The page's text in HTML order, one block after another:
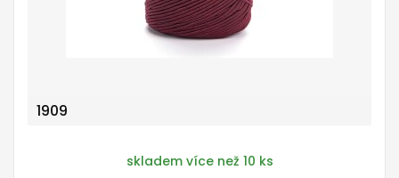
1909
skladem více než 10 ks